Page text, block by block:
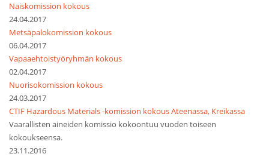
Naiskomission kokous
24.04.2017
Metsäpalokomission kokous
06.04.2017
Vapaaehtoistyöryhmän kokous
02.04.2017
Nuorisokomission kokous
24.03.2017
CTIF Hazardous Materials -komission kokous Ateenassa, Kreikassa
Vaarallisten aineiden komissio kokoontuu vuoden toiseen
kokoukseensa.
23.11.2016